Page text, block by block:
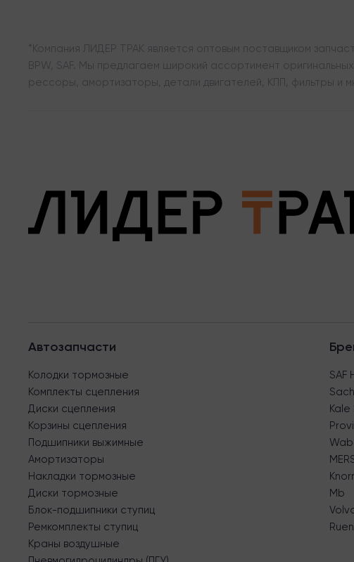
*Компания ЛИДЕР ТРАК является оптовым поставщиком
BPW, SAF. Мы предлагаем широкий ассортимент
рессоры, амортизаторы, детали двигателей, КПП, фильтры и
Автозапчасти
Колодки тормозные
Комплекты сцепления
Диски сцепления
Корзины сцепления
Подшипники выжимные
Амортизаторы
Накладки тормозные
Диски тормозные
Блок-подшипники ступиц
Ремкомплекты ступиц
Краны воздушные
SAF
Knorr
Mb
Ruen